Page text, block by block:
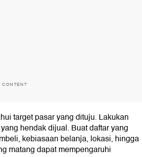
CONTENT
target pasar yang dituju. Lakukan
hendak dijual. Buat daftar yang
kebiasaan belanja, lokasi, hingga
matang dapat mempengaruhi